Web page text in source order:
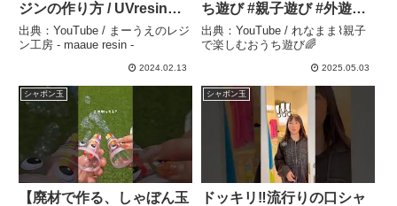
ジンの作り方 / UVresin
soap bubbles – まーうえ
のレジン工房 – maaue
出典：YouTube / まーうえのレジ
ン工房 - maaue resin -
2024.02.13
ち遊び #親子遊び #外遊び
#シャボン玉 #子育て – れ
なまま⌇親子で楽しむおう
出典：YouTube / れなまま⌇親子
で楽しむおうち遊び🌈
2025.05.03
シャボン玉
【廃材で作る、しゃぼん玉
シャボン玉
ドッキリ‼️流行りの口シャ